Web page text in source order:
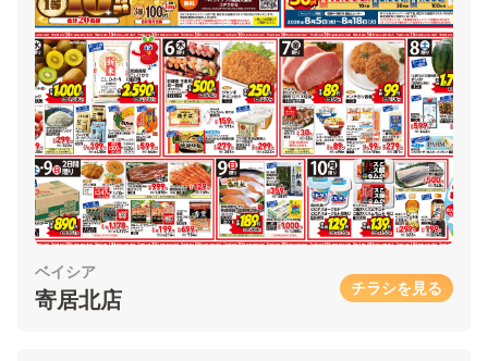
ベイシア
寄居北店 チラシを見る